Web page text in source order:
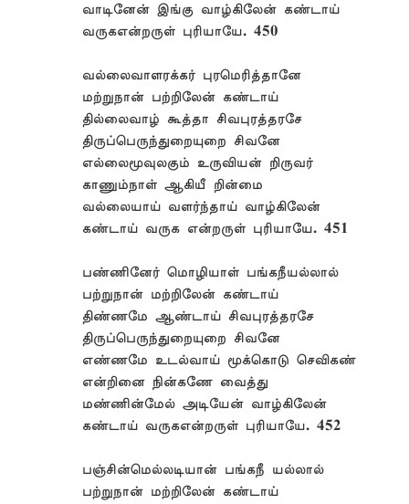
வாடினேன் இங்கு வாழ்கிலேன் கண்டாய்
வருகஎன்றருள் புரியாயே. 450
வல்லைவாளரக்கர் புரமெரித்தானே
மற்றுநான் பற்றிலேன் கண்டாய்
தில்லைவாழ் கூத்தா சிவபுரத்தரசே
திருப்பெருந்துறையுறை சிவனே
எல்லைமூவுலகும் உருவியன் றிருவர்
காணும்நாள் ஆகியீ றின்மை
வல்லையாய் வளர்ந்தாய் வாழ்கிலேன்
கண்டாய் வருக என்றருள் புரியாயே. 451
பண்ணினேர் மொழியாள் பங்கநீயல்லால்
பற்றுநான் மற்றிலேன் கண்டாய்
திண்ணமே ஆண்டாய் சிவபுரத்தரசே
திருப்பெருந்துறையுறை சிவனே
எண்ணமே உடல்வாய் மூக்கொடு செவிகண்
என்றினை நின்கணே வைத்து
மண்ணின்மேல் அடியேன் வாழ்கிலேன்
கண்டாய் வருகஎன்றருள் புரியாயே. 452
பஞ்சின்மெல்லடியான் பங்கநீ யல்லால்
பற்றுநான் மற்றிலேன் கண்டாய்